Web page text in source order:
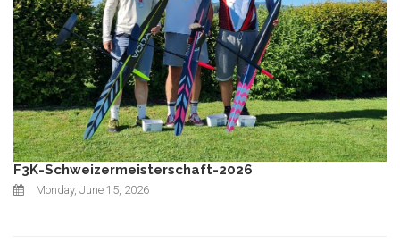
F3K-Schweizermeisterschaft-2026
Monday, June 15, 2026